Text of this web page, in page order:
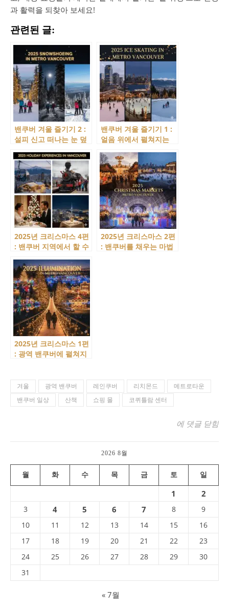
과 활력을 되찾아 보세요!
관련된 글:
밴쿠버 겨울 즐기기 2 :
설피 신고 떠나는 눈 덮
잉(Snowshoeing)
밴쿠버 겨울 즐기기 1 :
얼음 위에서 펼쳐지는
(Ice skating)
2025년 크리스마스 4편
: 밴쿠버 지역에서 할 수
2025년 크리스마스 2편
: 밴쿠버를 채우는 마법
2025년 크리스마스 1편
: 광역 밴쿠버에 펼쳐지
겨울 광역 밴쿠버 레인쿠버 리치몬드
메트로타운
밴쿠버 일상
산책 쇼핑 몰 코퀴틀람 센터
밴쿠버 겨울
에 댓글 닫힘
2026 8월
월 화 수 목 금 토 일
1 2
3 4 5 6 7 8
9
10
11 12 13 14 15
16
17
18 19 20 21 22
23
24
25 26 27 28 29
30
31
« 7월